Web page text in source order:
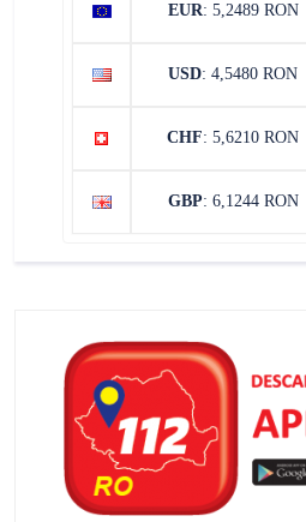
EUR: 5,2489 RON
USD: 4,5480 RON
CHF: 5,6210 RON
GBP: 6,1244 RON